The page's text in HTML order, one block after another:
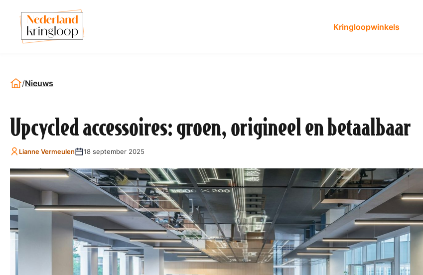
Kringloopwinkels
/Nieuws
Upcycled accessoires: groen, origineel en betaalbaar
Lianne Vermeulen 18 september 2025